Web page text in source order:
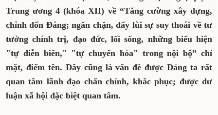
Trung ương 4 (khóa XII) về “Tăng cường xây dựng,
chỉnh đốn Đảng; ngăn chặn, đẩy lùi sự suy thoái về tư
tưởng chính trị, đạo đức, lối sống, những biểu hiện
"tự diễn biến," "tự chuyển hóa" trong nội bộ” chỉ
mặt, điểm tên. Đây cũng là vấn đề được Đảng ta rất
quan tâm lãnh đạo chấn chỉnh, khắc phục; được dư
luận xã hội đặc biệt quan tâm.